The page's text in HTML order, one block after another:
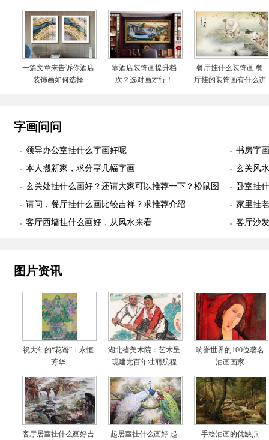
一篇文章来告诉你酒店
装饰画如何选择
靠酒店装饰画提升档
次？选对画才行！
餐厅挂什么装饰画 餐
厅挂的装饰画有什么讲
字画问问
领导办公室挂什么字画好呢
书房字
本人搬新家，求分享几幅字画
玄关风
玄关处挂什么画好？还请大家可以推荐一下？松鼠图
适合么？
卧室挂
幅
请问，餐厅挂什么画比较吉祥？求推荐介绍
家里挂
客厅西墙挂什么画好，从风水来看
客厅沙
图片资讯
祝大年的“花谱”：永恒
芳华
湖北省美术院：艺术呈
现建党百年壮丽航程
响誉世界的100位著名
油画画家
客厅居室挂什么画好吉
起居室挂什么画好 起
手绘油画的优缺点